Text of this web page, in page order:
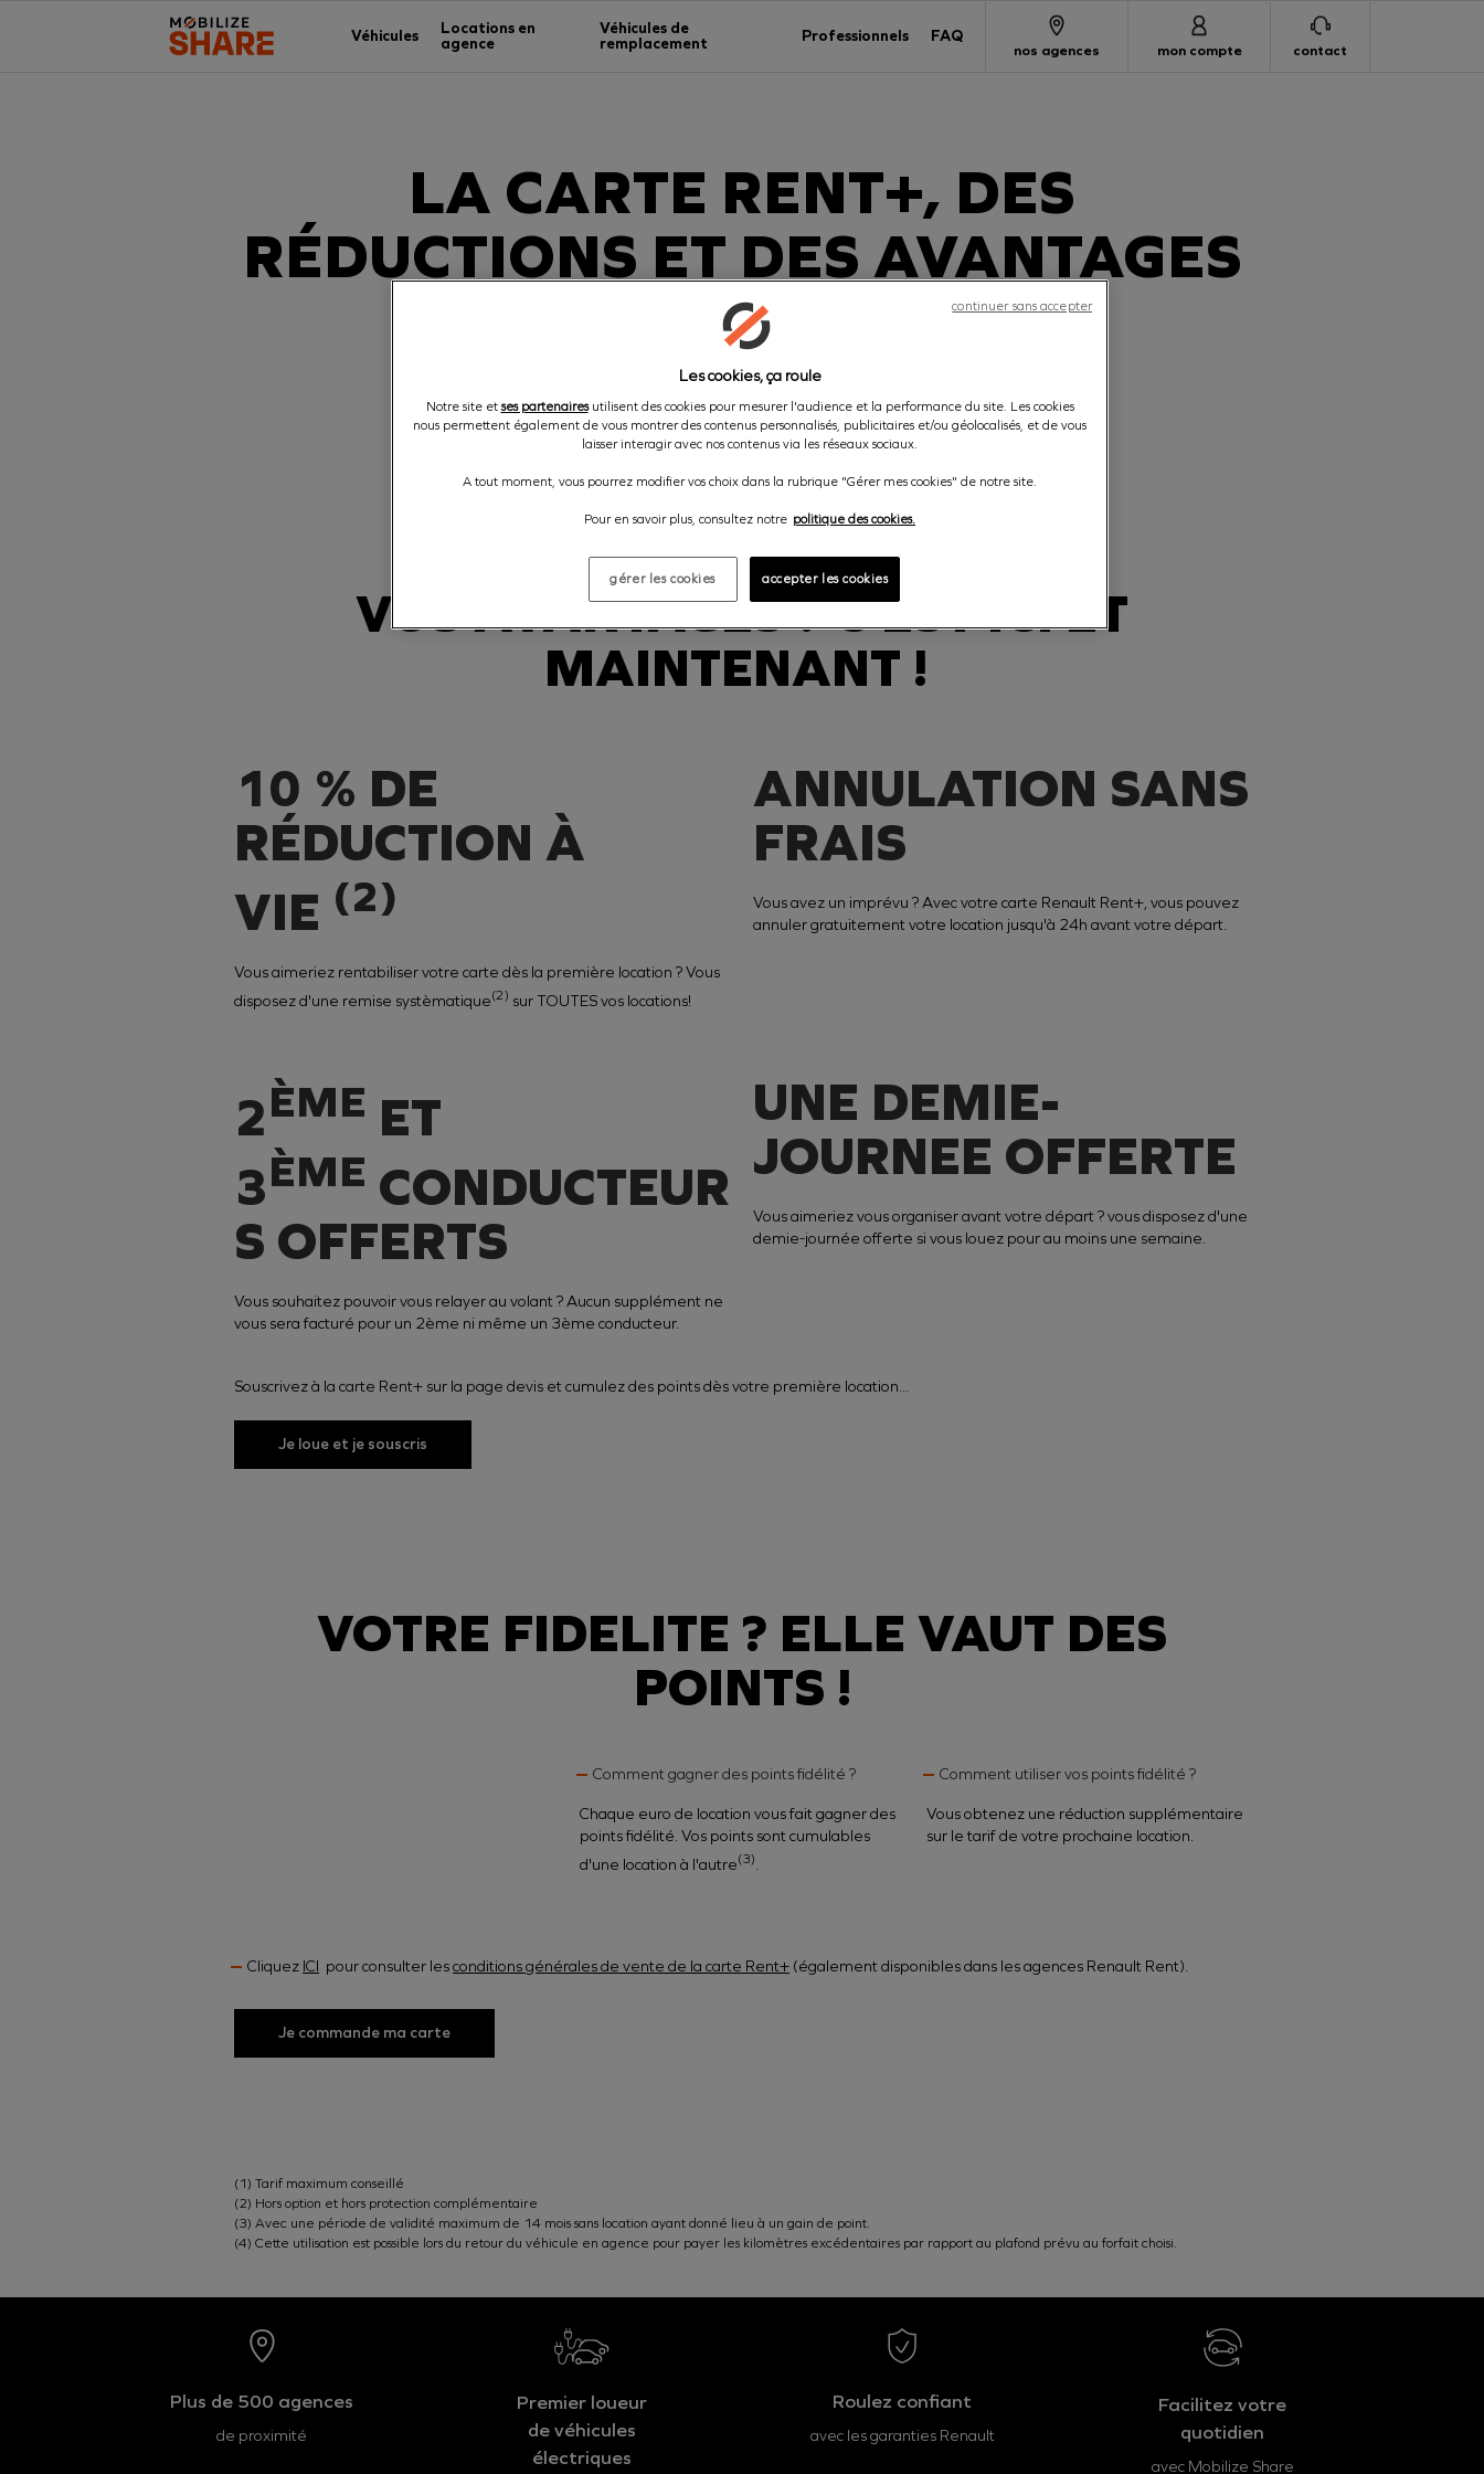
Véhicules
Locations en
agence
Véhicules de
remplacement
Professionnels FAQ
nos agences mon compte contact
LA CARTE RENT+, DES
RÉDUCTIONS ET DES AVANTAGES
TOUTE
L'ANNÉE
VOS AVANTAGES ? C'EST ICI ET
MAINTENANT !
10 % DE
RÉDUCTION À
VIE (2)
Vous aimeriez rentabiliser votre carte dès la première location ? Vous
disposez d'une remise systèmatique(2) sur TOUTESvos locations!
ANNULATION SANS
FRAIS
Vous avez un imprévu ? Avec votre carte Renault Rent+, vous pouvez
annuler gratuitement votre location jusqu'à 24h avant votre départ.
2ÈME ET
3ÈME CONDUCTEUR
S OFFERTS
Vous souhaitez pouvoir vous relayer au volant ?Aucun supplément ne
vous sera facturé pour un 2ème ni même un 3ème conducteur.
UNE DEMIE-
JOURNEE OFFERTE
Vous aimeriez vous organiser avant votre départ ? vous disposez d'une
demie-journée offerte si vous louez pour au moins une semaine.
Souscrivez à la carte Rent+ sur la page devis et cumulez des points dès votre première location...
Je loue et je souscris
VOTRE FIDELITE ? ELLE VAUT DES
POINTS !
Comment gagner des points fidélité ?
Chaque euro de location vous fait gagner des
points fidélité. Vos points sont cumulables
d'une location à l'autre(3).
Comment utiliser vos points fidélité ?
Vous obtenez une réduction supplémentaire
sur le tarif de votre prochaine location.
Cliquez ICI pour consulter lesconditions générales de vente de la carte Rent+ (également disponibles dans les agences Renault Rent).
Je commande ma carte
(1) Tarif maximum conseillé
(2) Hors option et hors protection complémentaire
(3) Avec une période de validité maximum de 14 mois sans location ayant donné lieu à un gain de point.
(4) Cette utilisation est possible lors du retour du véhicule en agence pour payer les kilomètres excédentaires par rapport au plafond prévu au forfait choisi.
Plus de 500 agences
de proximité
Premier loueur
de véhicules
électriques
Roulez confiant
avec les garanties Renault
Facilitez votre
quotidien
avec Mobilize Share
Les cookies, ça roule
Notre site et ses partenairesutilisent des cookies pour mesurer l'audience et la performance du site. Les cookies
nous permettent également de vous montrer des contenus personnalisés, publicitaires et/ou géolocalisés, et de vous
laisser interagir avec nos contenus via les réseaux sociaux.
A tout moment, vous pourrez modifier vos choix dans la rubrique "Gérer mes cookies" de notre site.
Pour en savoir plus, consultez notre politique des cookies.
accepter les cookies
gérer les cookies
continuer sans accepter